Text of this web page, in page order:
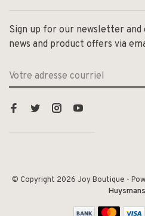
Sign up for our newsletter
news and product offers via
© Copyright 2026 Joy Boutique -